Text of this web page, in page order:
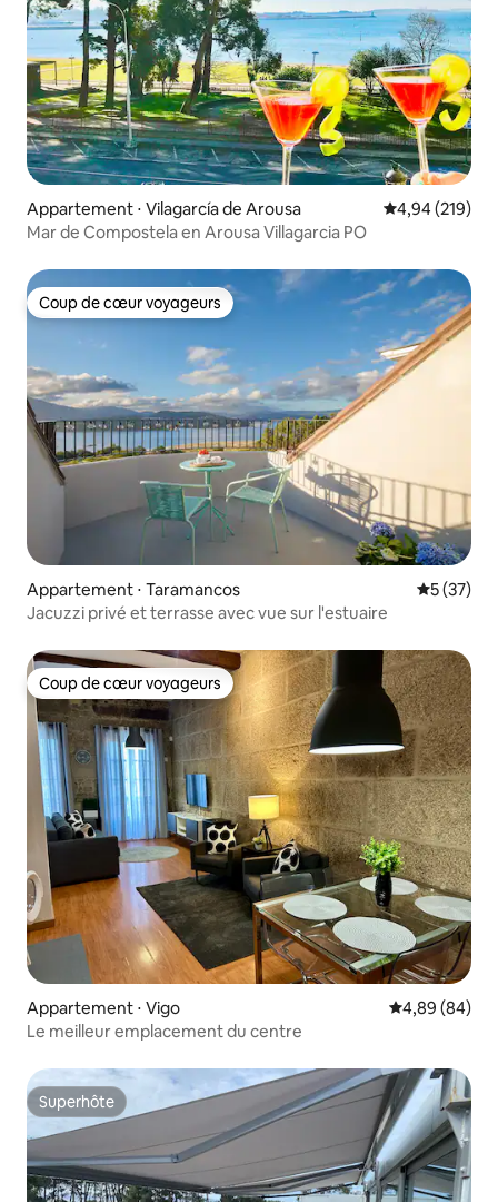
Appartement ⋅ Vilagarcía de Arousa Évaluation
4,94 (219)
Mar de Compostela en Arousa Villagarcia PO
Coup de cœur voyageurs
Coup de cœur voyageurs
Appartement ⋅ Taramancos
5 (37)
Jacuzzi privé et terrasse avec vue sur l'estuaire
Coup de cœur voyageurs
Coup de cœur voyageurs
Appartement ⋅ Vigo Évaluation
4,89 (84)
Le meilleur emplacement du centre
Superhôte
Superhôte